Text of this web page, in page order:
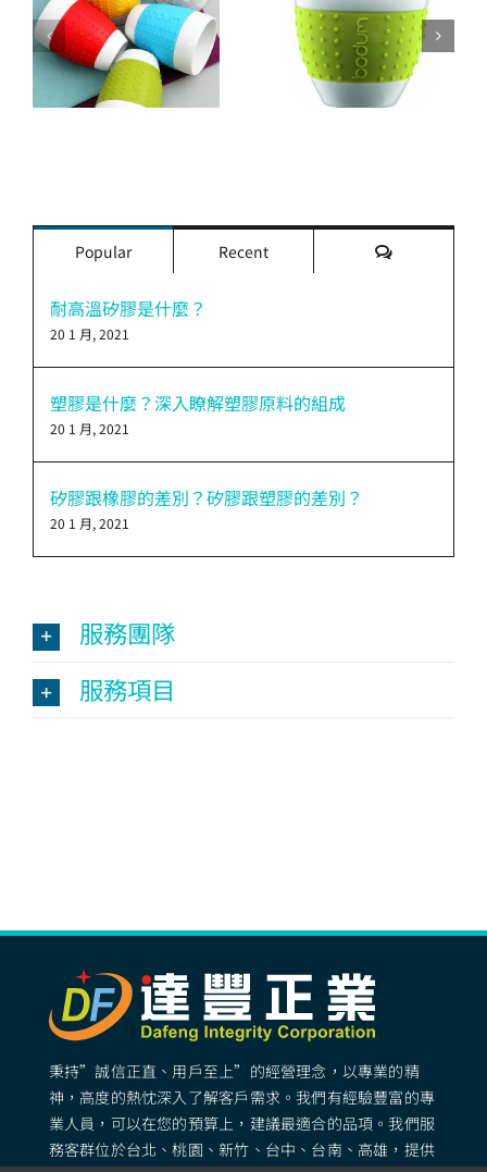
Popular Recent
評
耐高溫矽膠是什麼？
20 1 月, 2021
塑膠是什麼？深入瞭解塑膠原料的組成
20 1 月, 2021
矽膠跟橡膠的差別？矽膠跟塑膠的差別？
20 1 月, 2021
服務團隊
服務項目
秉持”誠信正直、用戶至上”的經營理念，以專業的精
神，高度的熱忱深入了解客戶需求。我們有經驗豐富的專
業人員，可以在您的預算上，建議最適合的品項。我們服
務客群位於台北、桃園、新竹、台中、台南、高雄，提供